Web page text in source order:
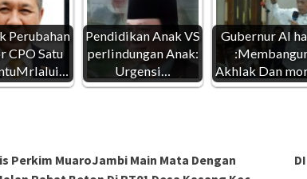
Perubahan
CPO Satu
Pendidikan Anak VS
perlindungan Anak:
Urgensi…
Gubernur Al
Akhlak Dan
Perkim MuaroJambi Main Mata Dengan